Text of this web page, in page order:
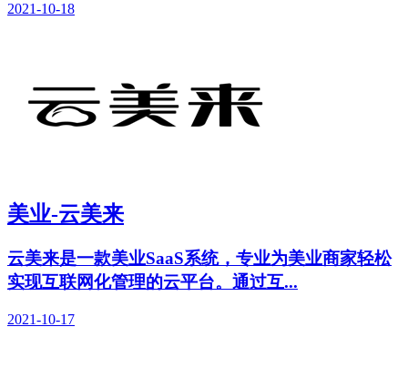
2021-10-18
美业-云美来
云美来是一款美业SaaS系统，专业为美业商家轻松
实现互联网化管理的云平台。通过互...
2021-10-17